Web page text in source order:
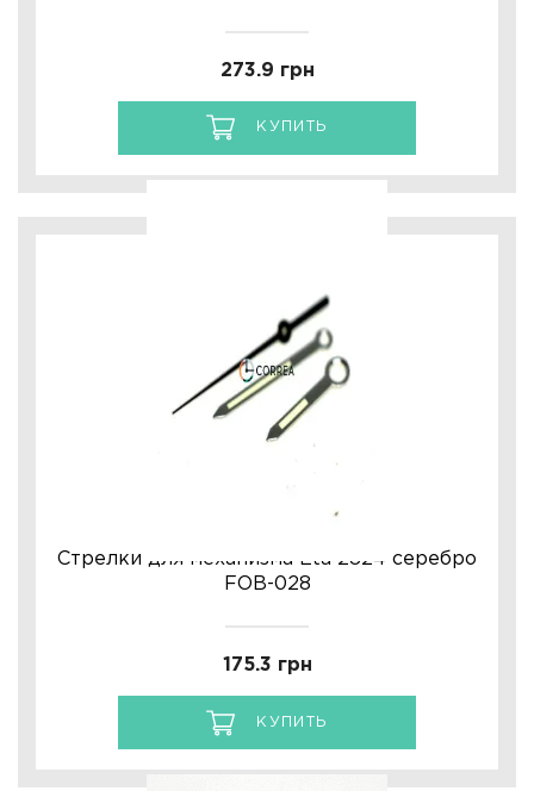
273.9 грн
КУПИТЬ
Стрелки для механизма Eta 2824 серебро
FOB-028
175.3 грн
КУПИТЬ